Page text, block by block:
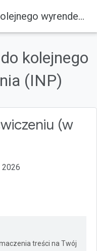
Pomiar interakcji do kolejnego wyrenderowania (INP)
kolejnego
(INP)
(w
2026
treści na Twój